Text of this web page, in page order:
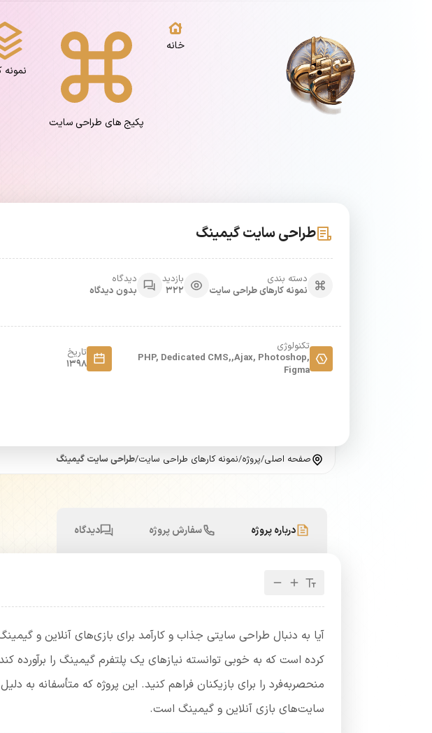
خانه
پکیج های طراحی سایت
نمونه
طراحی سایت گیمینگ
دسته بندی
نمونه کارهای طراحی سایت
بازدید
322
دیدگاه
بدون دیدگاه
تکنولوژی
PHP, Dedicated CMS,,Ajax, Photoshop,
Figma
تاریخ
1398
صفحه اصلی/پروژه/نمونه کارهای طراحی سایت/طراحی سایت گیمینگ
درباره پروژه سفارش پروژه دیدگاه
آیا به دنبال طراحی سایتی جذاب و کارآمد برای بازی‌های آنلاین و
کرده است که به خوبی توانسته نیازهای یک پلتفرم گیمینگ را
منحصربه‌فرد را برای بازیکنان فراهم کنید. این پروژه که متأسفانه به
سایت‌های بازی آنلاین و گیمینگ است.